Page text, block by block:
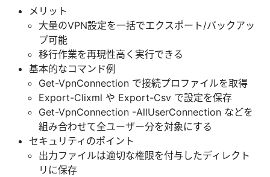
メリット
大量のVPN設定を一括でエクスポート/バックアッ
プ可能
移行作業を再現性高く実行できる
基本的なコマンド例
Get-VpnConnection で接続プロファイルを取得
Export-Clixml や Export-Csv で設定を保存
Get-VpnConnection -AllUserConnection などを
組み合わせて全ユーザー分を対象にする
セキュリティのポイント
出力ファイルは適切な権限を付与したディレクト
リに保存